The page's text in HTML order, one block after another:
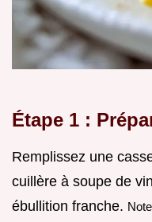
Étape 1 :
Remplissez une
cuillère à soupe de
ébullition franche.